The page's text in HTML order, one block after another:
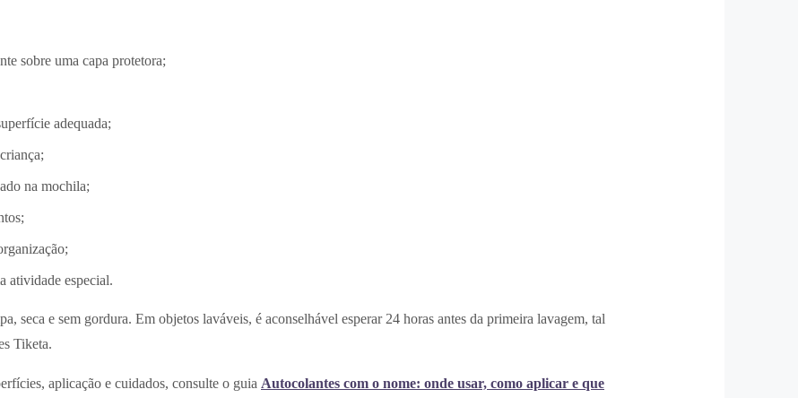
sobre uma capa protetora;
adequada;
na mochila;
atividade especial.
seca e sem gordura. Em objetos laváveis, é aconselhável esperar 24 horas antes da primeira lavagem, tal
Tiketa.
aplicação e cuidados, consulte o guia Autocolantes com o nome: onde usar, como aplicar e que